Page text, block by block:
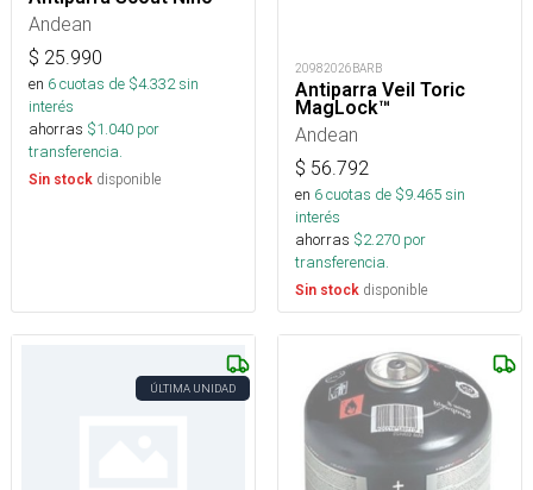
Andean
$ 25.990
en 6cuotas de $4.332sin
interés
ahorras $1.040 por
transferencia.
Sin stock disponible
20982026BARB
Antiparra Veil Toric
MagLock™
Andean
$ 56.792
en 6cuotas de $9.465sin
interés
ahorras $2.270 por
transferencia.
Sin stock disponible
ÚLTIMA UNIDAD